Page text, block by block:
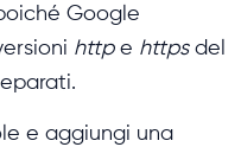
Google
httpe httpsdel
e aggiungi una